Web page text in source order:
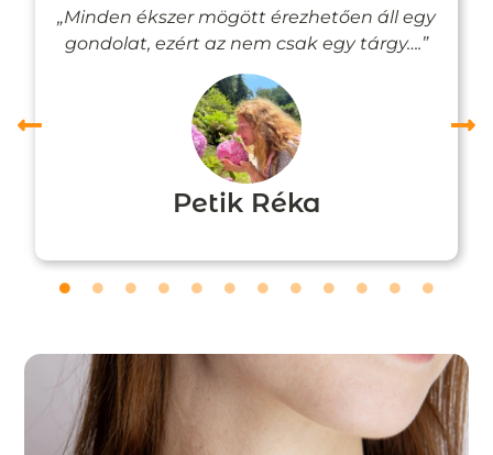
„Minden ékszer mögött érezhetően áll egy
gondolat, ezért az nem csak egy tárgy….”
Petik Réka